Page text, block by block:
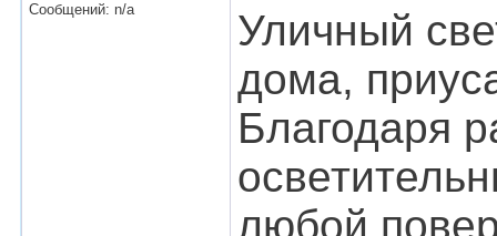
Сообщений: n/a
Уличный
дома,
Благодаря
любой